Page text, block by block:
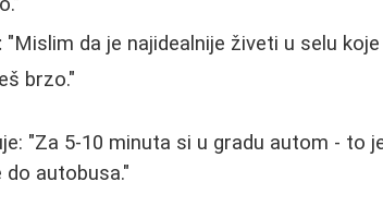
"Mislim da je najidealnije živeti u selu
brzo."
"Za 5-10 minuta si u gradu autom - to
autobusa."